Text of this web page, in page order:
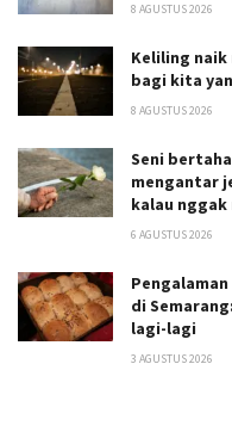
8 AGUSTUS 2026
Keliling
bagi kita
8 AGUSTUS 2026
Seni
mengantar
kalau nggak
6 AGUSTUS 2026
di
lagi-lagi
3 AGUSTUS 2026